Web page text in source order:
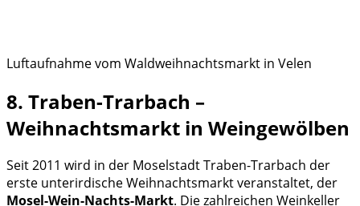
Luftaufnahme vom Waldweihnachtsmarkt in Velen
8. Traben-Trarbach –
Weihnachtsmarkt in Weingewölben
Seit 2011 wird in der Moselstadt Traben-Trarbach der
erste unterirdische Weihnachtsmarkt veranstaltet, der
Mosel-Wein-Nachts-Markt. Die zahlreichen Weinkeller